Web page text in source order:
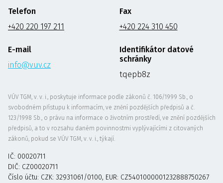
Telefon
+420 220 197 211
E-mail
info@vuv.cz
Fax
+420 224 310 450
Identifikátor datové
schránky
tqepb8z
VÚV TGM, v. v. i., poskytuje informace podle zákonů č. 106/1999 Sb., o
svobodném přístupu k informacím, ve znění pozdějších předpisů a č.
123/1998 Sb., o právu na informace o životním prostředí, ve znění pozdějších
předpisů, a to v rozsahu daném povinnostmi vyplývajícími z citovaných
zákonů, pokud se VÚV TGM, v. v. i., týkají.
IČ: 00020711
DIČ: CZ00020711
Číslo účtu: CZK: 32931061/0100, EUR: CZ5401000001232888750267